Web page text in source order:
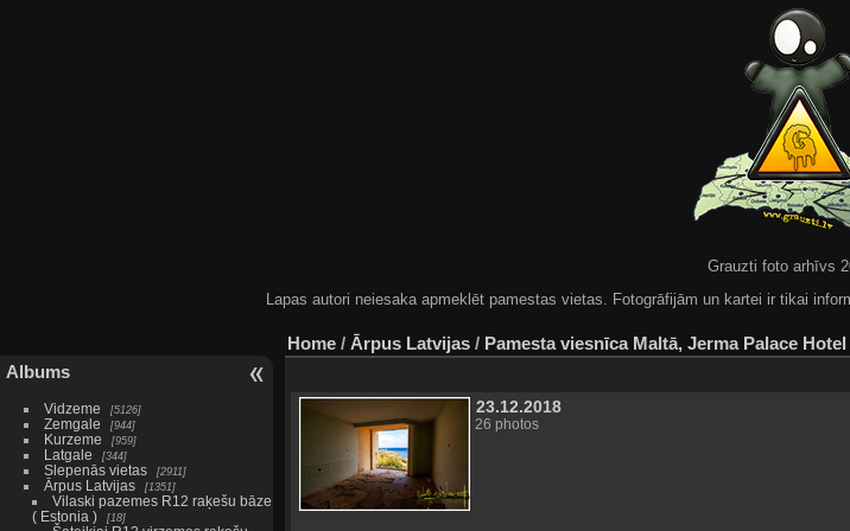
Grauzti foto arhīvs
Lapas autori neiesaka apmeklēt pamestas vietas. Fotogrāfijām un kartei ir tikai
Albums
Vidzeme 5126
Zemgale 944
Kurzeme 959
Latgale 344
Slepenās vietas 2911
Ārpus Latvijas 1351
Vilaski pazemes R12 raķešu bāze
( Estonia )
18
Home / Ārpus Latvijas / Pamesta viesnīca Maltā, Jerma Palace
23.12.2018
26 photos